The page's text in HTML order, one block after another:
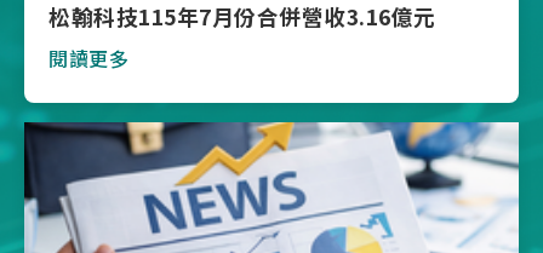
松翰科技115年7月份合併營收3.16億元
閱讀更多